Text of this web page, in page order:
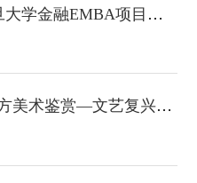
【席位预约】复旦大学金融EMBA项目招生说明会-杭州站 | FEMBA
【活动邀约】“西方美术鉴赏—文艺复兴”讲座，暨《新艺术金融财富营》